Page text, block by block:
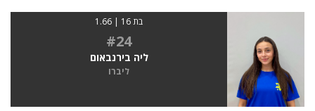
בת 16 | 1.66
#24
ליה בירנבאום
ליברו